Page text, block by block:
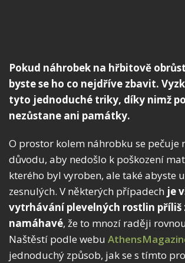
Pokud náhrobek na hřbitově
byste se ho co nejdříve zbavit.
tyto jednoduché triky, díky nimž
nezůstane ani památky.
O prostor kolem náhrobku se pečuje
důvodu, aby nedošlo k poškození
kterého byl vyroben, ale také abyste
zesnulých. V některých případech je
vytrhávání plevelných rostlin příliš
namáhavé, že to mnozí raději
Naštěstí podle webu
jednoduchý způsob, jak se s tímto